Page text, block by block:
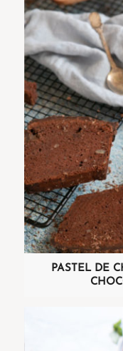
PASTEL DE